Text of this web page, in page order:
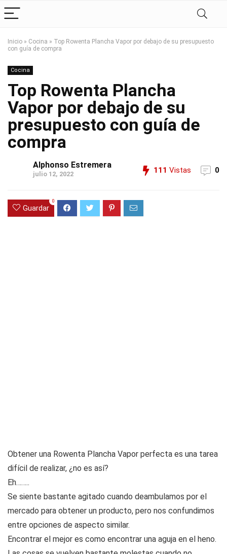
Inicio » Cocina » Top Rowenta Plancha Vapor por debajo de su presupuesto
con guía de compra
Cocina
Top Rowenta Plancha
Vapor por debajo de su
presupuesto con guía de
compra
Alphonso Estremera
julio 12, 2022 111 Vistas 0
Guardar
0
Obtener una Rowenta Plancha Vapor perfecta es una tarea
difícil de realizar, ¿no es así?
Eh……..
Se siente bastante agitado cuando deambulamos por el
mercado para obtener un producto, pero nos confundimos
entre opciones de aspecto similar.
Encontrar el mejor es como encontrar una aguja en el heno.